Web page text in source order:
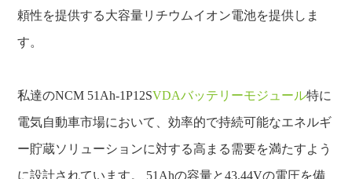
頼性を提供する大容量リチウムイオン電池を提供しま
す。
私達のNCM 51Ah-1P12SVDAバッテリーモジュール特に
電気自動車市場において、効率的で持続可能なエネルギ
ー貯蔵ソリューションに対する高まる需要を満たすよう
に設計されています。 51Ahの容量と43.44Vの電圧を備